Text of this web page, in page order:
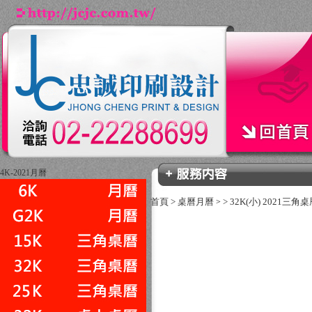
4K-2021月曆
首頁 > 桌曆月曆 > > 32K(小) 2021三角桌